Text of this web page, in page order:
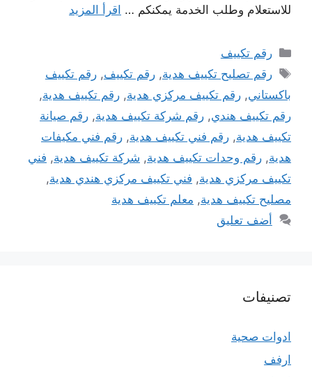
للاستعلام وطلب الخدمة يمكنكم … اقرأ المزيد
التصنيفات
رقم تكييف
الوسوم
رقم تصليح تكييف هدية,رقم تكييف,رقم تكييف
باكستاني, رقم تكييف مركزي هدية, رقم تكييف هدية,
رقم تكييف هندي, رقم شركة تكييف هدية, رقم صيانة
تكييف هدية, رقم فني تكييف هدية, رقم فني مكيفات
هدية, رقم وحدات تكييف هدية, شركة تكييف هدية, فني
تكييف مركزي هدية, فني تكييف مركزي هندي هدية,
مصليح تكييف هدية, معلم تكييف هدية
أضف تعليق
تصنيفات
ادوات صحية
ارفف